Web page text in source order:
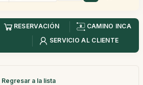
RESERVACIÓN
CAMINO INCA
SERVICIO AL CLIENTE
Regresar a la lista